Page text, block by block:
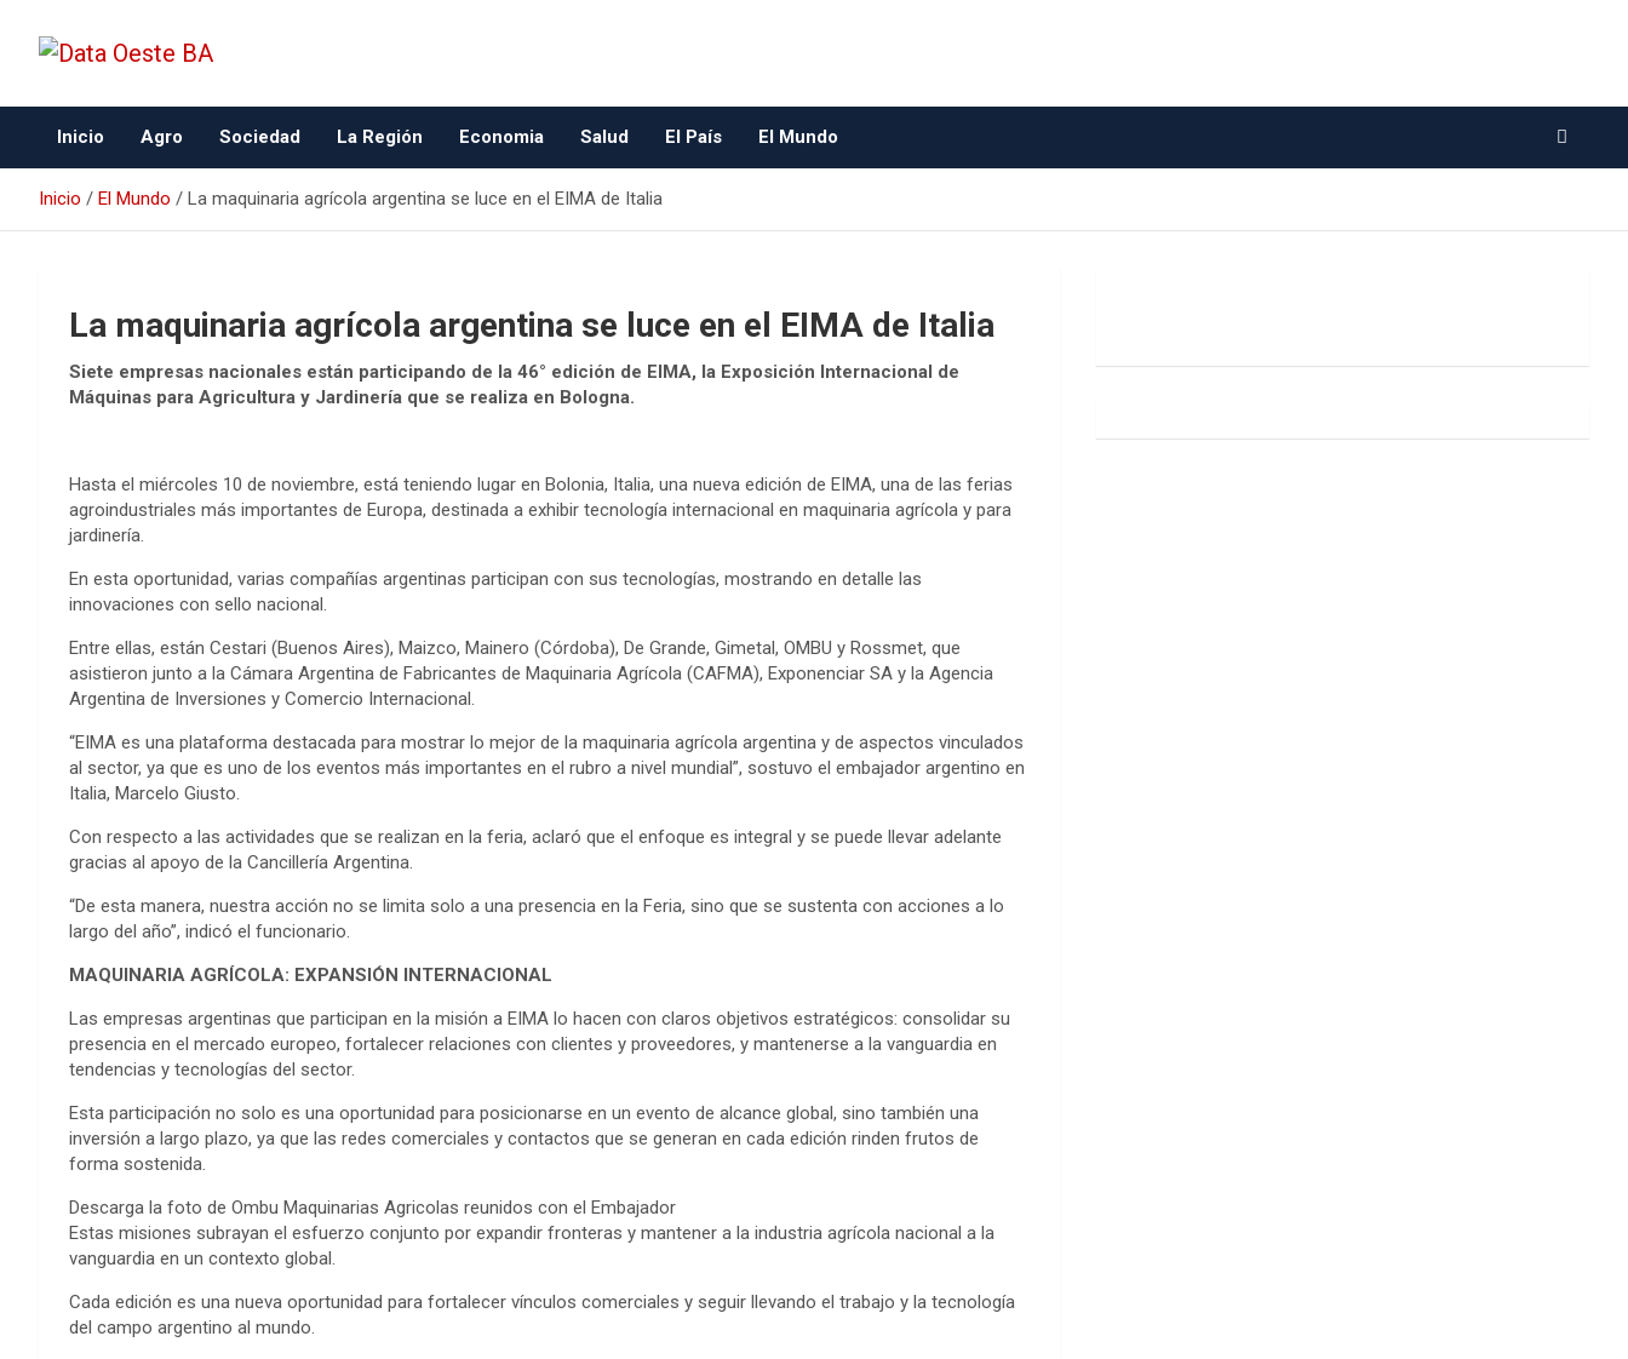
Data Oeste BA
Inicio Agro Sociedad La Región Economia Salud El País El Mundo
Inicio El Mundo La maquinaria agrícola argentina se luce en el EIMA de Italia
La maquinaria agrícola argentina se luce en el EIMA de Italia
Siete empresas nacionales están participando de la 46° edición de EIMA, la Exposición Internacional de
Máquinas para Agricultura y Jardinería que se realiza en Bologna.
Hasta el miércoles 10 de noviembre, está teniendo lugar en Bolonia, Italia, una nueva edición de EIMA, una de las ferias
agroindustriales más importantes de Europa, destinada a exhibir tecnología internacional en maquinaria agrícola y para
jardinería.
En esta oportunidad, varias compañías argentinas participan con sus tecnologías, mostrando en detalle las
innovaciones con sello nacional.
Entre ellas, están Cestari (Buenos Aires), Maizco, Mainero (Córdoba), De Grande, Gimetal, OMBU y Rossmet, que
asistieron junto a la Cámara Argentina de Fabricantes de Maquinaria Agrícola (CAFMA), Exponenciar SA y la Agencia
Argentina de Inversiones y Comercio Internacional.
“EIMA es una plataforma destacada para mostrar lo mejor de la maquinaria agrícola argentina y de aspectos vinculados
al sector, ya que es uno de los eventos más importantes en el rubro a nivel mundial”, sostuvo el embajador argentino en
Italia, Marcelo Giusto.
Con respecto a las actividades que se realizan en la feria, aclaró que el enfoque es integral y se puede llevar adelante
gracias al apoyo de la Cancillería Argentina.
“De esta manera, nuestra acción no se limita solo a una presencia en la Feria, sino que se sustenta con acciones a lo
largo del año”, indicó el funcionario.
MAQUINARIA AGRÍCOLA: EXPANSIÓN INTERNACIONAL
Las empresas argentinas que participan en la misión a EIMA lo hacen con claros objetivos estratégicos: consolidar su
presencia en el mercado europeo, fortalecer relaciones con clientes y proveedores, y mantenerse a la vanguardia en
tendencias y tecnologías del sector.
Esta participación no solo es una oportunidad para posicionarse en un evento de alcance global, sino también una
inversión a largo plazo, ya que las redes comerciales y contactos que se generan en cada edición rinden frutos de
forma sostenida.
Descarga la foto de Ombu Maquinarias Agricolas reunidos con el Embajador
Estas misiones subrayan el esfuerzo conjunto por expandir fronteras y mantener a la industria agrícola nacional a la
vanguardia en un contexto global.
Cada edición es una nueva oportunidad para fortalecer vínculos comerciales y seguir llevando el trabajo y la tecnología
del campo argentino al mundo.